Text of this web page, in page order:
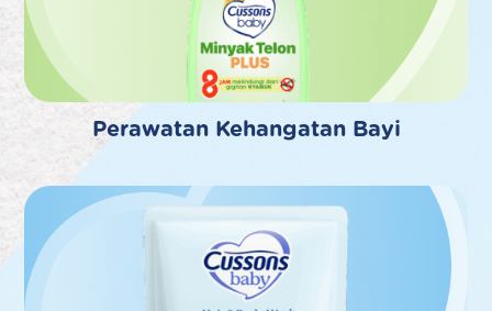
Perawatan Kehangatan Bayi